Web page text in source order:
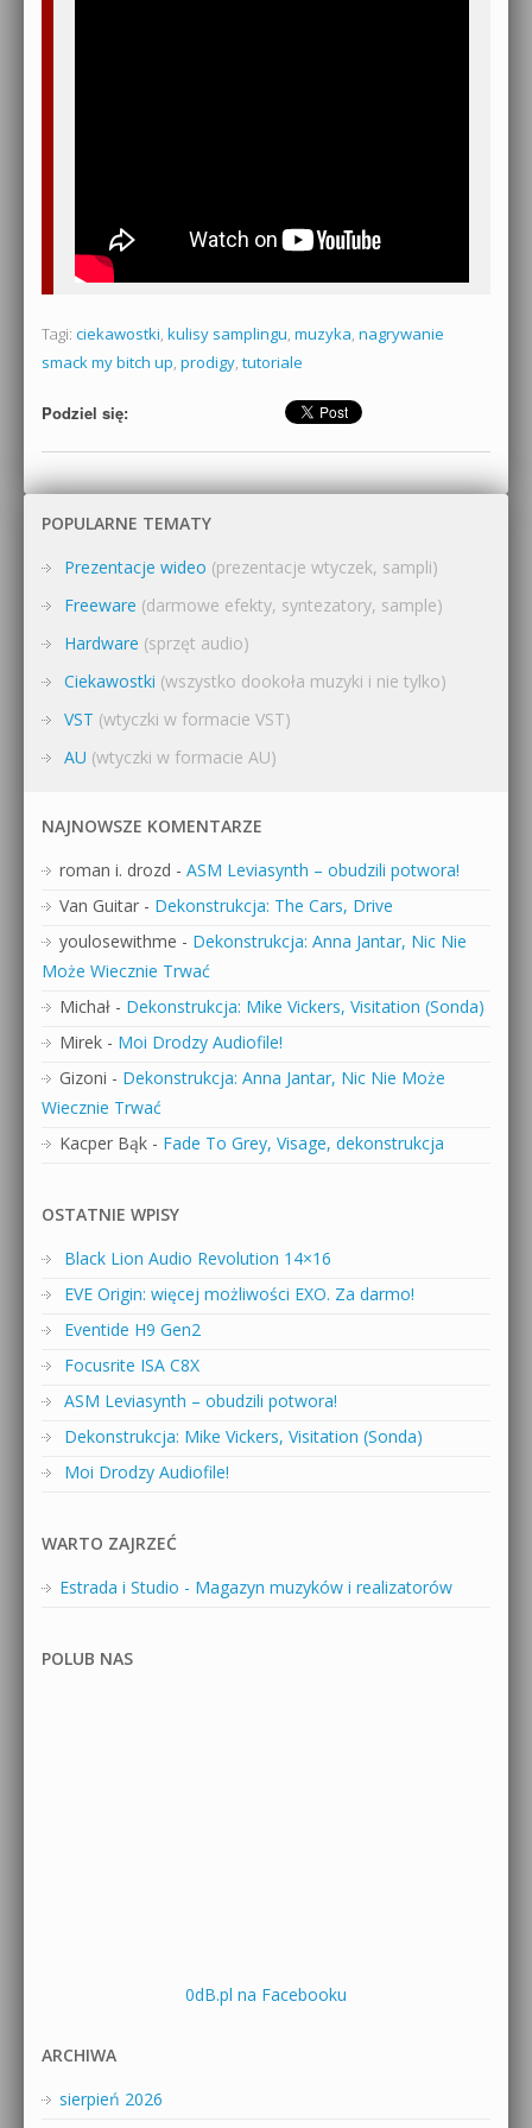
Tagi: ciekawostki, kulisy samplingu, muzyka, nagrywanie
smack my bitch up, prodigy, tutoriale
Podziel się:
POPULARNE TEMATY
Prezentacje wideo (prezentacje wtyczek, sampli)
Freeware (darmowe efekty, syntezatory, sample)
Hardware (sprzęt audio)
Ciekawostki (wszystko dookoła muzyki i nie tylko)
VST (wtyczki w formacie VST)
AU (wtyczki w formacie AU)
NAJNOWSZE KOMENTARZE
roman i. drozd - ASM Leviasynth – obudzili potwora!
Van Guitar - Dekonstrukcja: The Cars, Drive
youlosewithme - Dekonstrukcja: Anna Jantar, Nic Nie
Może Wiecznie Trwać
Michał - Dekonstrukcja: Mike Vickers, Visitation (Sonda)
Mirek - Moi Drodzy Audiofile!
Gizoni - Dekonstrukcja: Anna Jantar, Nic Nie Może
Wiecznie Trwać
Kacper Bąk - Fade To Grey, Visage, dekonstrukcja
OSTATNIE WPISY
Black Lion Audio Revolution 14×16
EVE Origin: więcej możliwości EXO. Za darmo!
Eventide H9 Gen2
Focusrite ISA C8X
ASM Leviasynth – obudzili potwora!
Dekonstrukcja: Mike Vickers, Visitation (Sonda)
Moi Drodzy Audiofile!
WARTO ZAJRZEĆ
Estrada i Studio - Magazyn muzyków i realizatorów
POLUB NAS
0dB.pl na Facebooku
ARCHIWA
sierpień 2026